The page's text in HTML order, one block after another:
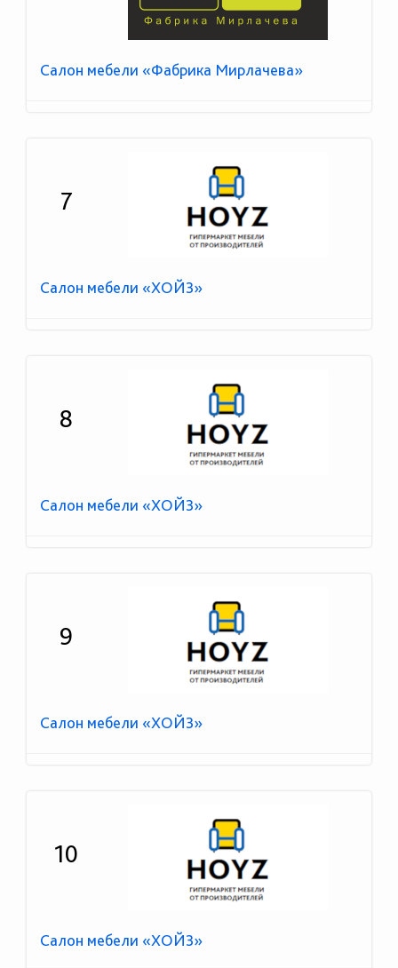
Салон мебели «Фабрика Мирлачева»
7
Салон мебели «ХОЙЗ»
8
Салон мебели «ХОЙЗ»
9
Салон мебели «ХОЙЗ»
10
Салон мебели «ХОЙЗ»